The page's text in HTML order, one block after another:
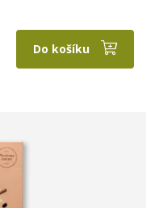
Do košíku